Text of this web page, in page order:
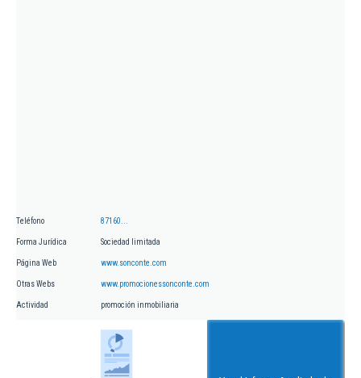
Teléfono 87160...
Forma Jurídica Sociedad limitada
Página Web www.sonconte.com
Otras Webs www.promocionessonconte.com
Actividad promoción inmobiliaria